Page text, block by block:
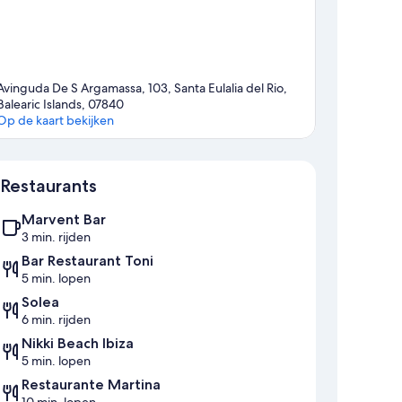
De S Argamassa, 103, Santa Eulalia del Rio,
Islands, 07840
de kaart bekijken
Restaurants
Marvent Bar
3 min. rijden
Bar Restaurant Toni
5 min. lopen
Solea
6 min. rijden
Nikki Beach Ibiza
5 min. lopen
Restaurante Martina